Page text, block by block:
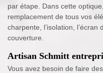
par étape. Dans cette
remplacement de tous vos
charpente, l’isolation,
couverture.
Artisan Schmitt
Vous avez besoin de faire